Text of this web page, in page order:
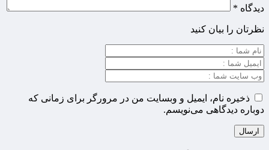
دیدگاه *
نظرتان را بیان کنید
ذخیره نام، ایمیل و وبسایت من در مرورگر برای زمانی که
دوباره دیدگاهی می‌نویسم.